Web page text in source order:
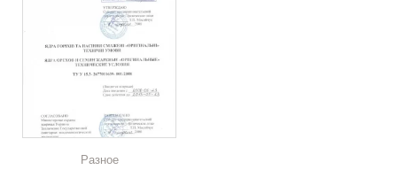
Разное